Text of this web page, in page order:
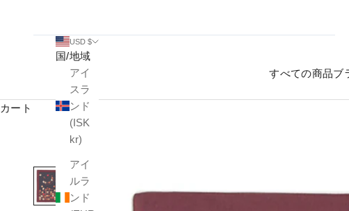
すべての商品ブ
USD $
国/地域
アイ
スラ
ンド
(ISK
kr)
アイ
ルラ
ンド
カート